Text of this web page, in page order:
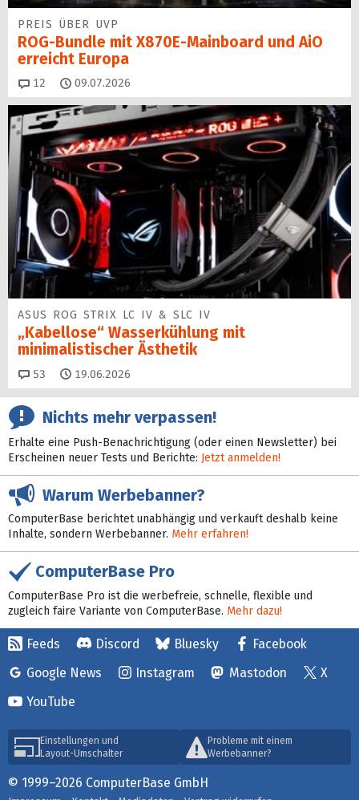
PREIS ÜBER UVP
ROG-Bundle mit X870E-Mainboard und AiO
erreicht Europa
12 Kommentare
09.07.2026
ASUS ROG STRIX LC IV & SLC IV
„Kabellose“ Wasserkühlung mit
minimalistischer Ästhetik
53 Kommentare
19.06.2026
Nichts mehr verpassen!
Erhalte eine Push-Benachrichtigung (oder einen Newsletter) bei
Erscheinen neuer Tests und Berichte: Jetzt anmelden!
Warum Werbebanner?
ComputerBase berichtet unabhängig und verkauft deshalb keine
Inhalte, sondern Werbebanner. Mehr erfahren!
ComputerBase Pro
ComputerBase Pro ist die werbefreie, schnelle, flexible und
zugleich faire Variante von ComputerBase. Mehr dazu!
Feeds Discord Bluesky
Facebook
Google News
Instagram Mastodon
X
YouTube
Einstellungen und
Layout-Umschalter
Probleme mit einem
Werbebanner?
© 1999–2026 ComputerBase GmbH